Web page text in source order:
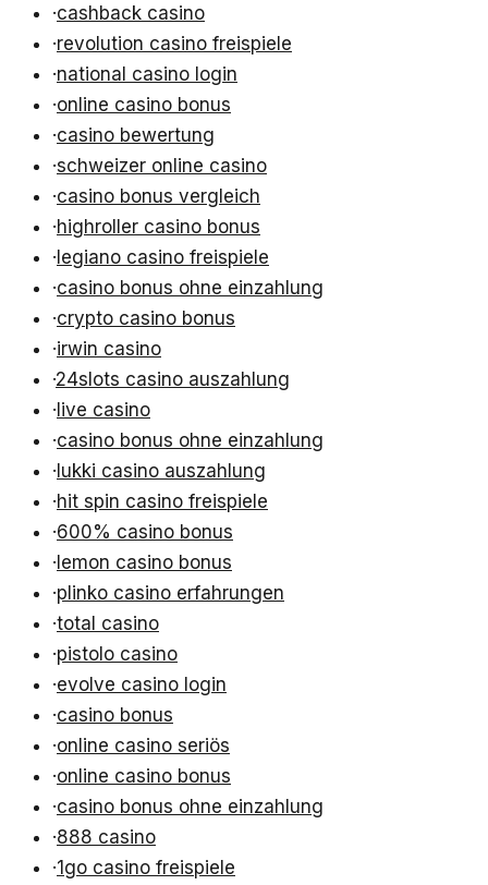
·cashback casino
·revolution casino freispiele
·national casino login
·online casino bonus
·casino bewertung
·schweizer online casino
·casino bonus vergleich
·highroller casino bonus
·legiano casino freispiele
·casino bonus ohne einzahlung
·crypto casino bonus
·irwin casino
·24slots casino auszahlung
·live casino
·casino bonus ohne einzahlung
·lukki casino auszahlung
·hit spin casino freispiele
·600% casino bonus
·lemon casino bonus
·plinko casino erfahrungen
·total casino
·pistolo casino
·evolve casino login
·casino bonus
·online casino seriös
·online casino bonus
·casino bonus ohne einzahlung
·888 casino
·1go casino freispiele